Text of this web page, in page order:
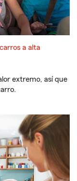
a alta
extremo, así que